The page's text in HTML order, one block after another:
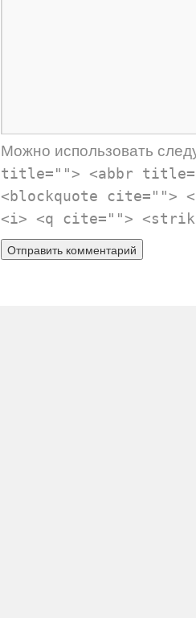
Можно использовать
title=""> <abbr
<blockquote cite="">
<i> <q cite="">